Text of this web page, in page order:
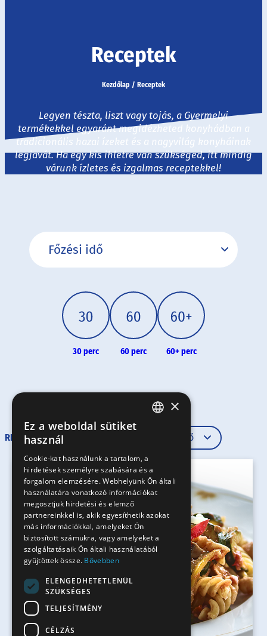
Receptek
Kezdőlap / Receptek
Legyen tészta, liszt vagy tojás, a Gyermelyi
termékekkel egyaránt megidézheted konyhádban a
tradicionális hazai ízeket és a nagyvilág konyháinak
legjavát. Ha egy kis ihletre van szükséged, itt mindig
várunk ízletes és izgalmas receptekkel!
30 perc 60 perc 60+ perc
RENDEZÉS
SK
RO
×
Ez a weboldal sütiket
használ
Cookie-kat használunk a tartalom, a
hirdetések személyre szabására és a
forgalom elemzésére. Webhelyünk Ön általi
használatára vonatkozó információkat
megosztjuk hirdetési és elemző
partnereinkkel is, akik egyesíthetik azokat
más információkkal, amelyeket Ön
biztosított számukra, vagy amelyeket a
szolgáltatásaik Ön általi használatából
gyűjtöttek össze. Bővebben
ELENGEDHETETLENÜL
SZÜKSÉGES
TELJESÍTMÉNY
CÉLZÁS